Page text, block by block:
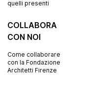
quelli presenti
COLLABORA
CON NOI
Come collaborare
con la Fondazione
Architetti Firenze